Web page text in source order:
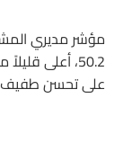
مؤشر مديري
على تحسن طفيف